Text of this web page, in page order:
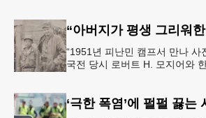
“1951년 피난민 캠프서 만나
국전 당시 로버트 H. 모지어와